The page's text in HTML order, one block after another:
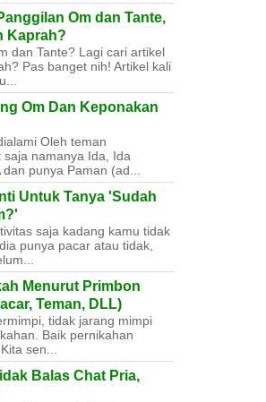
Om dan Tante,
Kaprah?
dan Tante? Lagi cari artikel
Pas banget nih! Artikel kali
Om Dan Keponakan
Oleh teman
namanya Ida, Ida
punya Paman (ad...
Untuk Tanya 'Sudah
saja kadang kamu tidak
punya pacar atau tidak,
Menurut Primbon
Teman, DLL)
tidak jarang mimpi
Baik pernikahan
sen...
Balas Chat Pria,